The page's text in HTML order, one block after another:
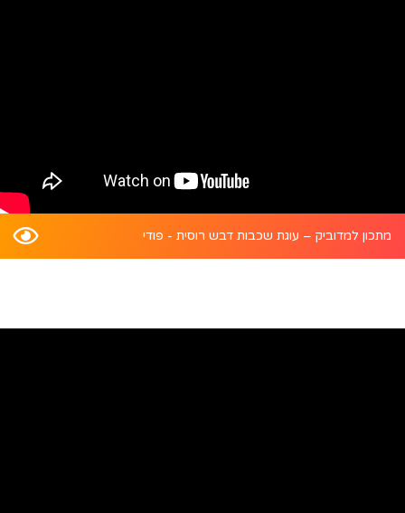
מתכון למדוביק – עוגת שכבות דבש רוסית - פודי